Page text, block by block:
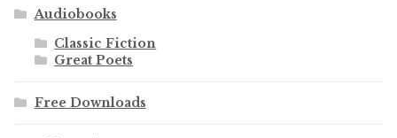
Audiobooks
Classic Fiction
Great Poets
Free Downloads